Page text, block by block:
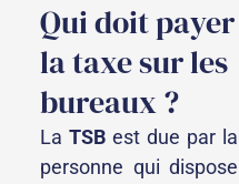
Qui doit payer
la taxe sur les
bureaux ?
La TSB est due par la
personne qui dispose